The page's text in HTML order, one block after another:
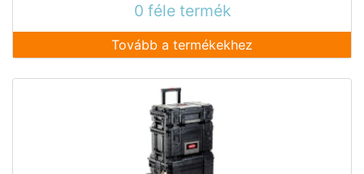
0 féle termék
Tovább a termékekhez